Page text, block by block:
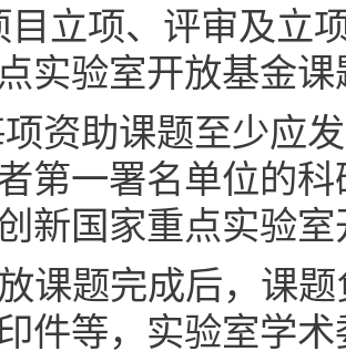
目立项、评审及立
实验室开放基金
资助课题至少应
第一署名单位的
新国家重点实验
课题完成后，课
件等，实验室学